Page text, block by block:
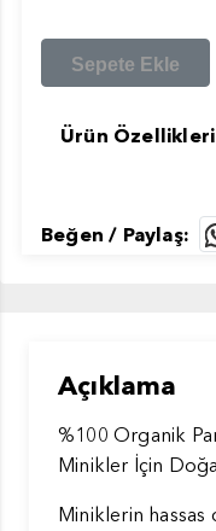
Sepete Ekle
Ürün Özellikleri
Beğen / Paylaş:
Açıklama
%100 Organik
Minikler İçin
Miniklerin